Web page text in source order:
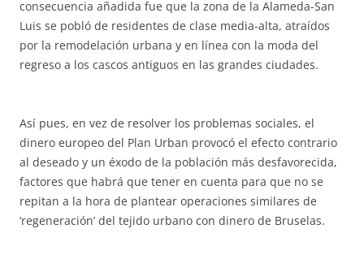
consecuencia añadida fue que la zona de la Alameda-San
Luis se pobló de residentes de clase media-alta, atraídos
por la remodelación urbana y en línea con la moda del
regreso a los cascos antiguos en las grandes ciudades.
Así pues, en vez de resolver los problemas sociales, el
dinero europeo del Plan Urban provocó el efecto contrario
al deseado y un éxodo de la población más desfavorecida,
factores que habrá que tener en cuenta para que no se
repitan a la hora de plantear operaciones similares de
‘regeneración’ del tejido urbano con dinero de Bruselas.